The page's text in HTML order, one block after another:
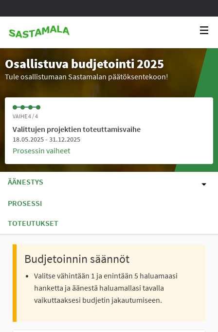
Osallistuva budjetointi 2025
Tule osallistumaan Sastamalan päätöksentekoon!
VAIHE 4 / 4
Valittujen projektien toteuttamisvaihe
18.05.2025 - 31.12.2025
Prosessin vaiheet
ÄÄNESTYS
PROSESSI
TOTEUTUKSET
Budjetoinnin säännöt
Valitse vähintään 1 ja enintään 5 haluamaasi
hanketta ja äänestä haluamallasi tavalla
vaikuttaaksesi budjetin jakautumiseen.